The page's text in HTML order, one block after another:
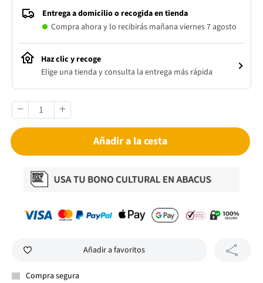
Entrega a domicilio o recogida en tienda
Compra ahora y lo recibirás mañana viernes 7 agosto
Haz clic y recoge
Elige una tienda y consulta la entrega más rápida
Añadir a la cesta
Añadir a favoritos
Compra segura